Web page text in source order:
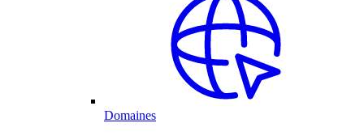
Domaines